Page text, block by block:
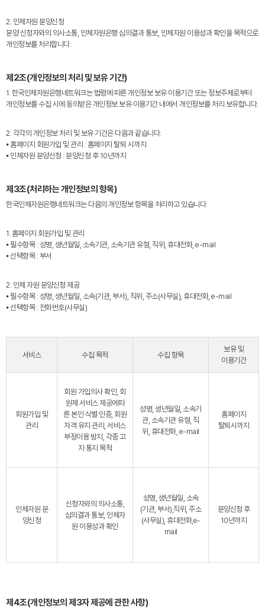
2. 인체자원 분양신청
분양 신청자와의 의사소통, 인체자원은행 심의결과 통보, 인체자원 이용성과 확인을 목적으로
개인정보를 처리합니다.
제2조(개인정보의 처리 및 보유 기간)
1. 한국인체자원은행네트워크는 법령에 따른 개인정보 보유·이용기간 또는 정보주체로부터
개인정보를 수집 시에 동의받은 개인정보 보유·이용기간 내에서 개인정보를 처리·보유합니다.
2. 각각의 개인정보 처리 및 보유 기간은 다음과 같습니다.
⦁ 홈페이지 회원가입 및 관리 : 홈페이지 탈퇴 시까지
⦁ 인체자원 분양신청 : 분양신청 후 10년까지
제3조(처리하는 개인정보의 항목)
한국인체자원은행네트워크는 다음의 개인정보 항목을 처리하고 있습니다.
1. 홈페이지 회원가입 및 관리
⦁ 필수항목 : 성명, 생년월일, 소속기관, 소속기관 유형, 직위, 휴대전화, e-mail
⦁ 선택항목 : 부서
2. 인체 자원 분양신청 제공
⦁ 필수항목 : 성명, 생년월일, 소속(기관, 부서), 직위, 주소(사무실), 휴대전화, e-mail
⦁ 선택항목 : 전화번호(사무실)
서비스 수집 목적 수집 항목
보유 및
이용기간
회원가입 및
관리
회원 가입의사 확인, 회
원제 서비스 제공에따
른 본인 식별·인증, 회원
자격 유지·관리, 서비스
부정이용 방지, 각종 고
지·통지 목적
성명, 생년월일, 소속기
관, 소속기관 유형, 직
위, 휴대전화, e-mail
홈페이지
탈퇴시까지
인체자원 분
양신청
신청자와의 의사소통,
심의결과 통보, 인체자
원 이용성과 확인
성명, 생년월일, 소속
(기관, 부서),직위, 주소
(사무실), 휴대전화,e-
mail
분양신청 후
10년까지
제4조(개인정보의 제3자 제공에 관한 사항)